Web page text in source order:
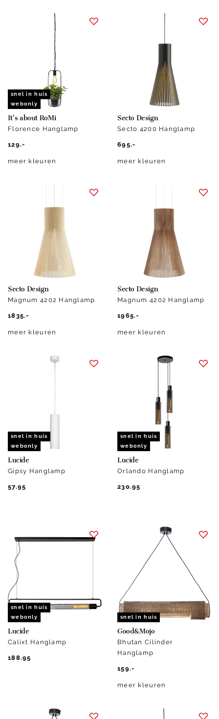
snel in huis
webonly
It's about RoMi
Florence Hanglamp
129.-
meer kleuren
Secto Design
Secto 4200 Hanglamp
695.-
meer kleuren
Secto Design
Magnum 4202 Hanglamp
1835.-
meer kleuren
Secto Design
Magnum 4202 Hanglamp
1965.-
meer kleuren
snel in huis
webonly
Lucide
Gipsy Hanglamp
57.95
snel in huis
webonly
Lucide
Orlando Hanglamp
230.95
snel in huis
webonly
Lucide
Calixt Hanglamp
188.95
snel in huis
Good&Mojo
Bhutan Cilinder
Hanglamp
159.-
meer kleuren